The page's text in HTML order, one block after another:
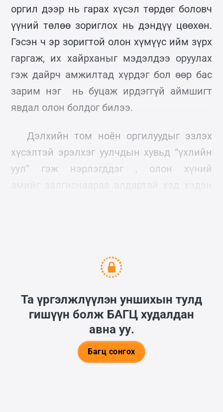
оргил дээр нь гарах хүсэл төрдөг боловч
үүний төлөө зориглох нь дэндүү цөөхөн.
Гэсэн ч эр зоригтой олон хүмүүс ийм зүрх
гаргаж, их хайрханыг мэдэлдээ оруулах
гэж дайрч амжилтад хүрдэг бол өөр бас
зарим нэг нь буцаж ирдэггүй аймшигт
явдал олон болдог билээ.
Дэлхийн том ноён оргилуудыг эзлэх
хүсэлтэй эрэлхэг уулчдын хувьд “үхлийн
уул” гэж нэрлэгддэг , олон хүний
Та үргэлжлүүлэн уншихын тулд
гишүүн болж БАГЦ худалдан
авна уу.
Багц сонгох